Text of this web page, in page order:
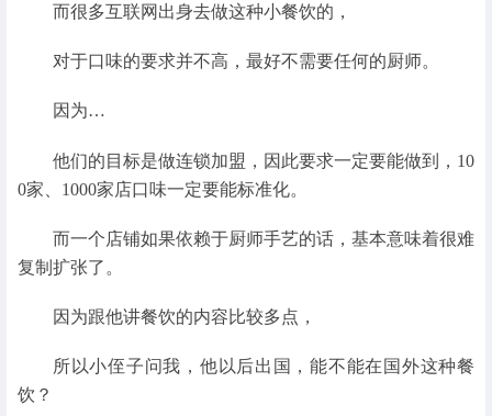
而很多互联网出身去做这种小餐饮的，
对于口味的要求并不高，最好不需要任何的厨师。
因为…
他们的目标是做连锁加盟，因此要求一定要能做到，10
0家、1000家店口味一定要能标准化。
而一个店铺如果依赖于厨师手艺的话，基本意味着很难
复制扩张了。
因为跟他讲餐饮的内容比较多点，
所以小侄子问我，他以后出国，能不能在国外这种餐
饮？